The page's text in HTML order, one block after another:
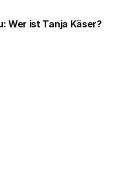
Wer ist Tanja Käser?